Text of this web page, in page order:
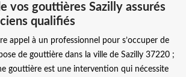
vos gouttières Sazilly assurés
qualifiés
appel à un professionnel pour s’occuper de
de gouttière dans la ville de Sazilly 37220 ;
gouttière est une intervention qui nécessite